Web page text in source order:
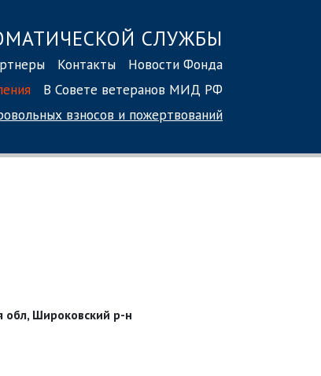
СЛУЖБЫ
Контакты
Новости Фонда
В Совете ветеранов МИД РФ
взносов и пожертвований
обл, Широковский р-н